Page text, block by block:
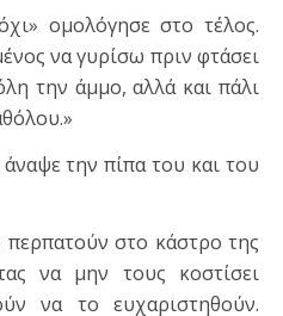
ομολόγησε στο τέλος.
να γυρίσω πριν φτάσει
την άμμο, αλλά και πάλι
την πίπα του και του
στο κάστρο της
να μην τους κοστίσει
να το ευχαριστηθούν.